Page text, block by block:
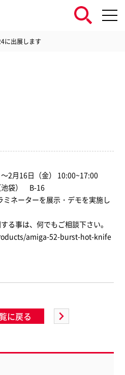
に出展します
2月16日（金） 10:00~17:00
池袋） B-16
ネーターを展示・デモを実施し
る事は、何でもご相談下さい。
amiga-52-burst-hot-knife
に戻る